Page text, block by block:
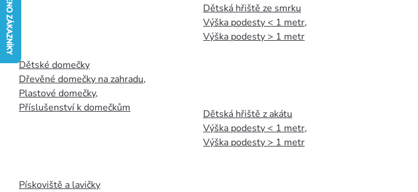
Dětské domečky
Dřevěné domečky na zahradu,
Plastové domečky,
Příslušenství k domečkům
Pískoviště a lavičky
Dětská hřiště ze smrku
Výška podesty < 1 metr,
Výška podesty > 1 metr
Dětská hřiště z akátu
Výška podesty < 1 metr,
Výška podesty > 1 metr